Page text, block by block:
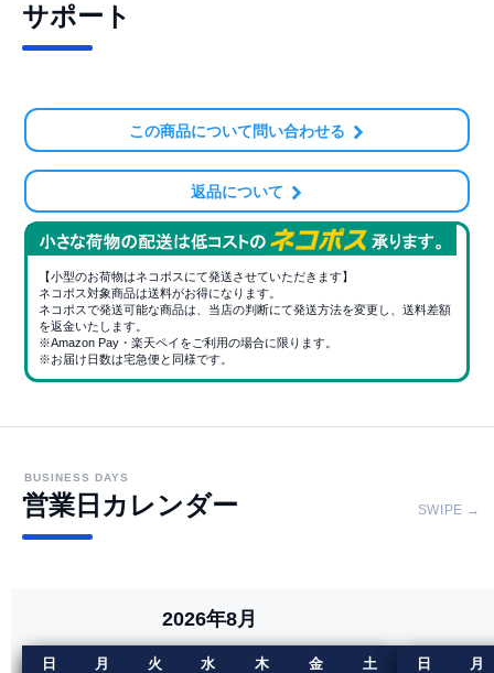
サポート
この商品について問い合わせる
返品について
【小型のお荷物はネコポスにて発送させていただきます】
ネコポス対象商品は送料がお得になります。
ネコポスで発送可能な商品は、当店の判断にて発送方法を変更し、送料差額
を返金いたします。
※Amazon Pay・楽天ペイをご利用の場合に限ります。
※お届け日数は宅急便と同様です。
BUSINESS DAYS
営業日カレンダー SWIPE →
2026年8月
日 月 火 水 木 金 土 日 月